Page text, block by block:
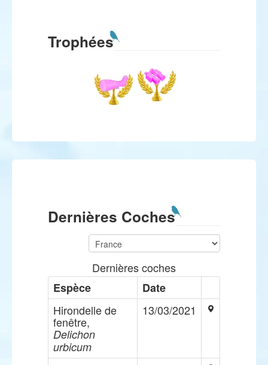
Trophées
Dernières Coches
Dernières coches
Espèce
Date
Hirondelle de
fenêtre,
Delichon
urbicum
13/03/2021